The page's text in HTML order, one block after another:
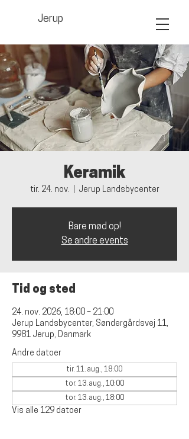
Jerup
Keramik
tir. 24. nov. Jerup Landsbycenter
Bare mød op!
Se andre events
Tid og sted
24. nov. 2026, 18:00 – 21:00
Jerup Landsbycenter, Søndergårdsvej 11,
9981 Jerup, Danmark
Andre datoer
tir. 11. aug., 18:00
tor. 13. aug., 10:00
tor. 13. aug., 18:00
Vis alle 129 datoer